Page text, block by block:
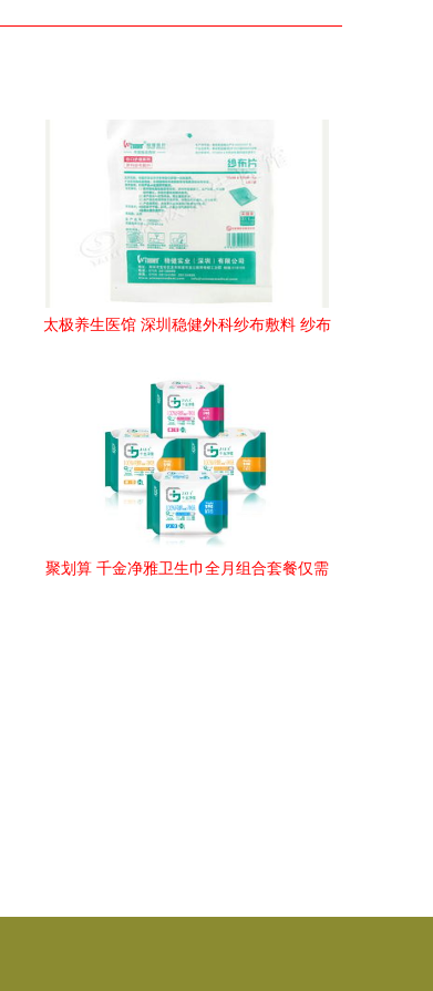
太极养生医馆 深圳稳健外科纱布敷料 纱布
单位手术和伤口护理一次性使用天然棉洁
白柔软透气性好功能 作用 使用方法 价格
说明书
聚划算 千金净雅卫生巾全月组合套餐仅需